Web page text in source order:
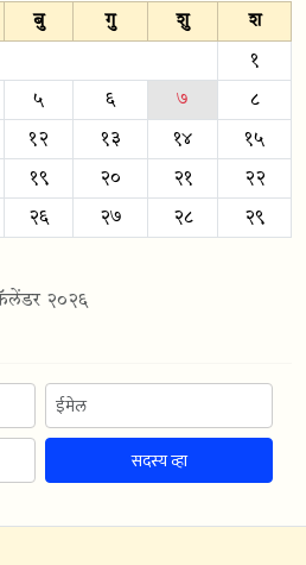
बु गु शु श
१
५ ६ ७ ८
१२ १३ १४ १५
१९ २० २१ २२
२६ २७ २८ २९
२०२६
सदस्य व्हा